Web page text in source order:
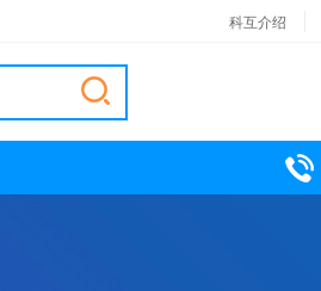
科互介绍